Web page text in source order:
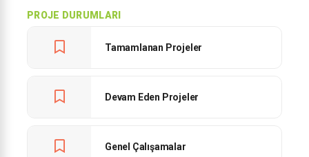
PROJE DURUMLARI
Tamamlanan Projeler
Devam Eden Projeler
Genel Çalışamalar